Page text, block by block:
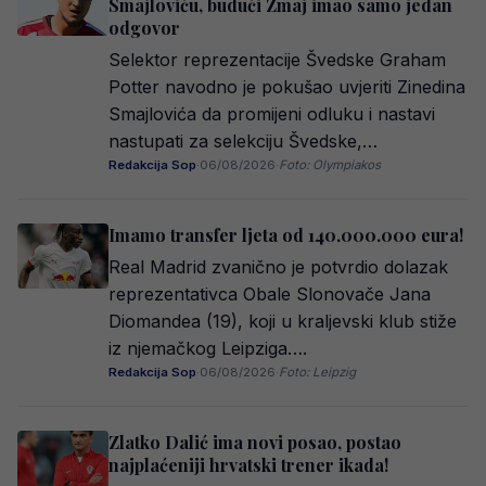
Smajloviću, budući Zmaj imao samo jedan
odgovor
Selektor reprezentacije Švedske Graham
Potter navodno je pokušao uvjeriti Zinedina
Smajlovića da promijeni odluku i nastavi
nastupati za selekciju Švedske,…
Redakcija Sop·06/08/2026·Foto: Olympiakos
Imamo transfer ljeta od 140.000.000 eura!
Real Madrid zvanično je potvrdio dolazak
reprezentativca Obale Slonovače Jana
Diomandea (19), koji u kraljevski klub stiže
iz njemačkog Leipziga….
Redakcija Sop·06/08/2026·Foto: Leipzig
Zlatko Dalić ima novi posao, postao
najplaćeniji hrvatski trener ikada!